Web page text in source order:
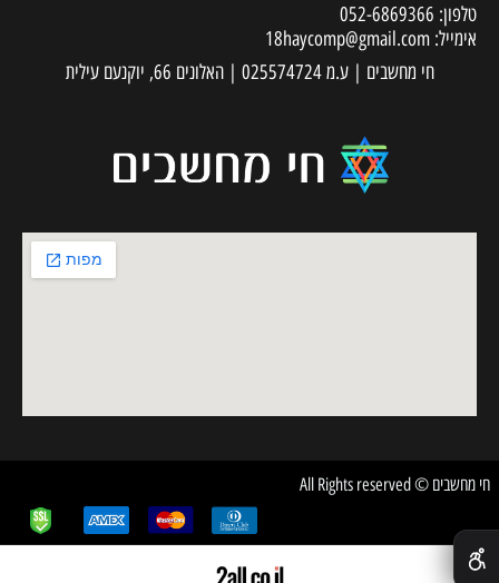
טלפון: 052-6869366
אימייל: 18haycomp@gmail.com
חי מחשבים | ע.מ 025574724 | האלונים 66, יוקנעם עילית
חי מחשבים © All Rights reserved